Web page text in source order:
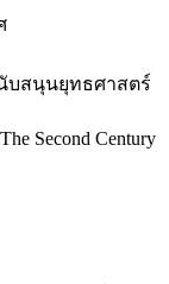
บสนุนยุทธศาสตร์
The Second Century